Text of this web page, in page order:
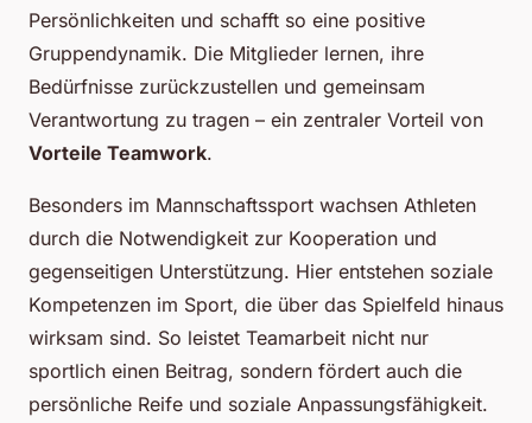
Persönlichkeiten und schafft so eine positive
Gruppendynamik. Die Mitglieder lernen, ihre
Bedürfnisse zurückzustellen und gemeinsam
Verantwortung zu tragen – ein zentraler Vorteil von
Vorteile Teamwork.
Besonders im Mannschaftssport wachsen Athleten
durch die Notwendigkeit zur Kooperation und
gegenseitigen Unterstützung. Hier entstehen soziale
Kompetenzen im Sport, die über das Spielfeld hinaus
wirksam sind. So leistet Teamarbeit nicht nur
sportlich einen Beitrag, sondern fördert auch die
persönliche Reife und soziale Anpassungsfähigkeit.